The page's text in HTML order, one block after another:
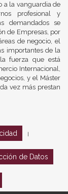
a la vanguardia de
profesional y
demandados se
de Empresas, por
de negocio, el
importantes de la
fuerza que está
Internacional,
y el Máster
vez más prestan
de Datos